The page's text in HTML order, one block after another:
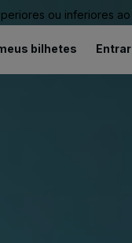
ou inferiores ao
bilhetes Entrar